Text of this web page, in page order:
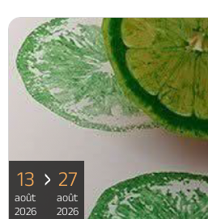
13
août
2026
27
août
2026